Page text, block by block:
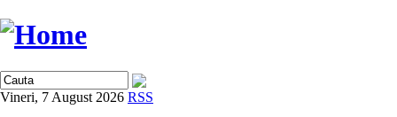
Vineri, 7 August 2026 RSS